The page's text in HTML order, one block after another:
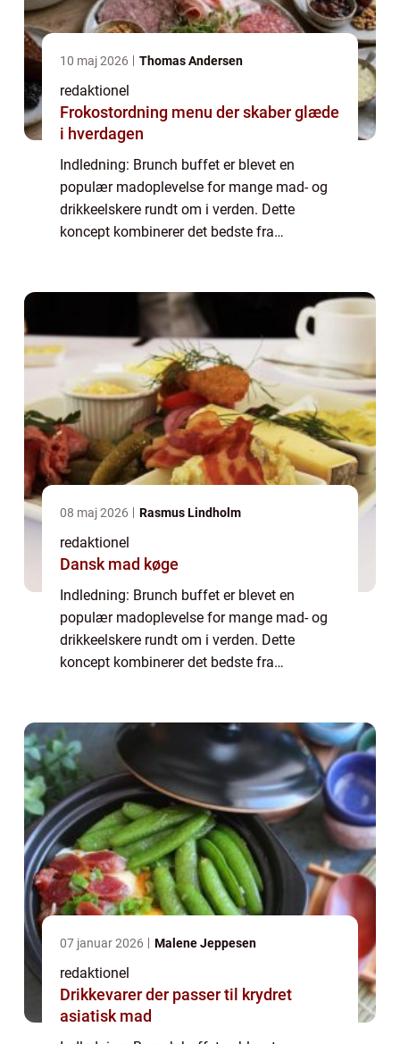
10 maj 2026 Thomas Andersen
redaktionel
Frokostordning menu der skaber glæde
i hverdagen
Indledning: Brunch buffet er blevet en
populær madoplevelse for mange mad- og
drikkeelskere rundt om i verden. Dette
koncept kombinerer det bedste fra
I denne artikel vi...
08 maj 2026 Rasmus Lindholm
redaktionel
Dansk mad køge
Indledning: Brunch buffet er blevet en
populær madoplevelse for mange mad- og
drikkeelskere rundt om i verden. Dette
koncept kombinerer det bedste fra
I denne artikel vi...
07 januar 2026 Malene Jeppesen
redaktionel
Drikkevarer der passer til krydret
asiatisk mad